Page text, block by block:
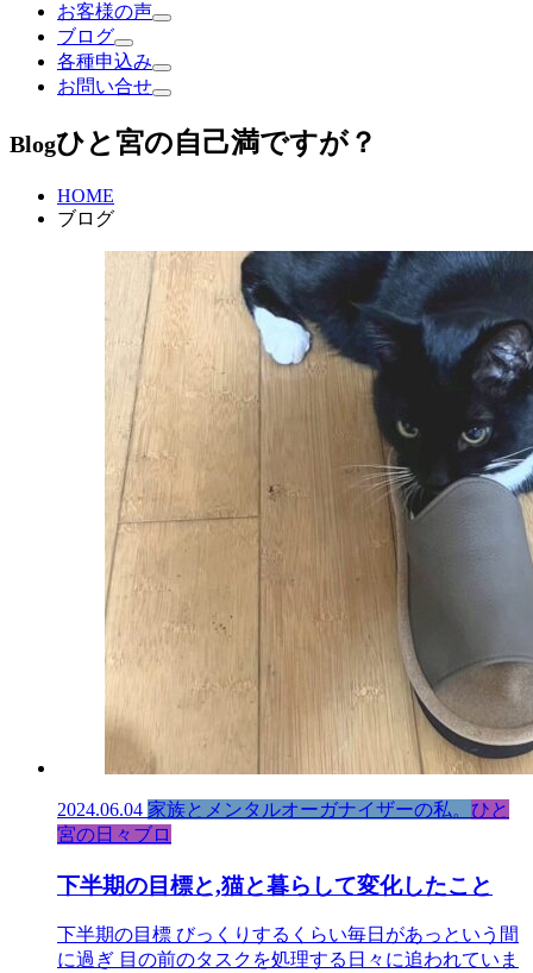
お客様の声
ブログ
各種申込み
お問い合せ
Blogひと宮の自己満ですが？
HOME
ブログ
2024.06.04 家族とメンタルオーガナイザーの私。 ひと
宮の日々ブロ
下半期の目標と,猫と暮らして変化したこと
下半期の目標 びっくりするくらい毎日があっという間
に過ぎ 目の前のタスクを処理する日々に追われていま